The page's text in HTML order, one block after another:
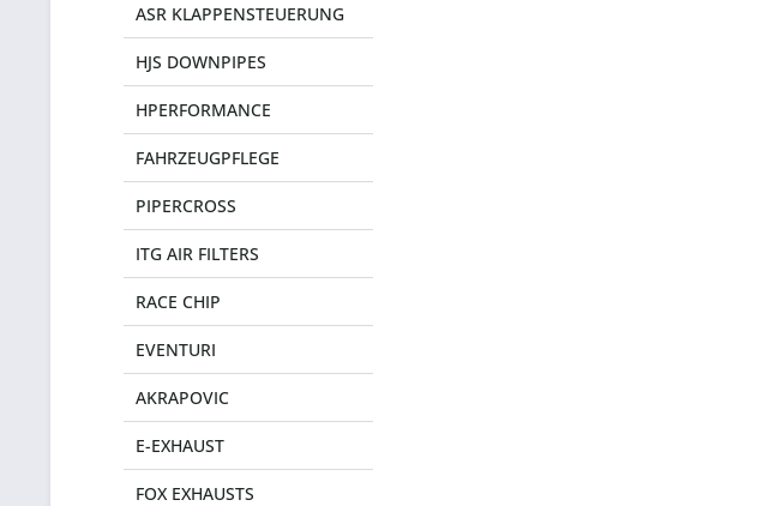
ASR KLAPPENSTEUERUNG
HJS DOWNPIPES
HPERFORMANCE
FAHRZEUGPFLEGE
PIPERCROSS
ITG AIR FILTERS
RACE CHIP
EVENTURI
AKRAPOVIC
E-EXHAUST
FOX EXHAUSTS